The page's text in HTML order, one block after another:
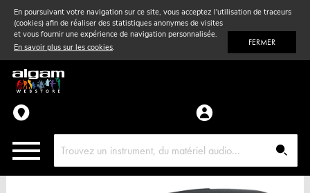
En poursuivant votre navigation sur ce site, vous acceptez l'utilisation de traceurs
(cookies) afin de réaliser des statistiques anonymes de visites
et vous fournir une expérience de navigation personnalisée.
En savoir plus sur les cookies. FERMER
Vent& Violon
Accessoires
Pièces détachées